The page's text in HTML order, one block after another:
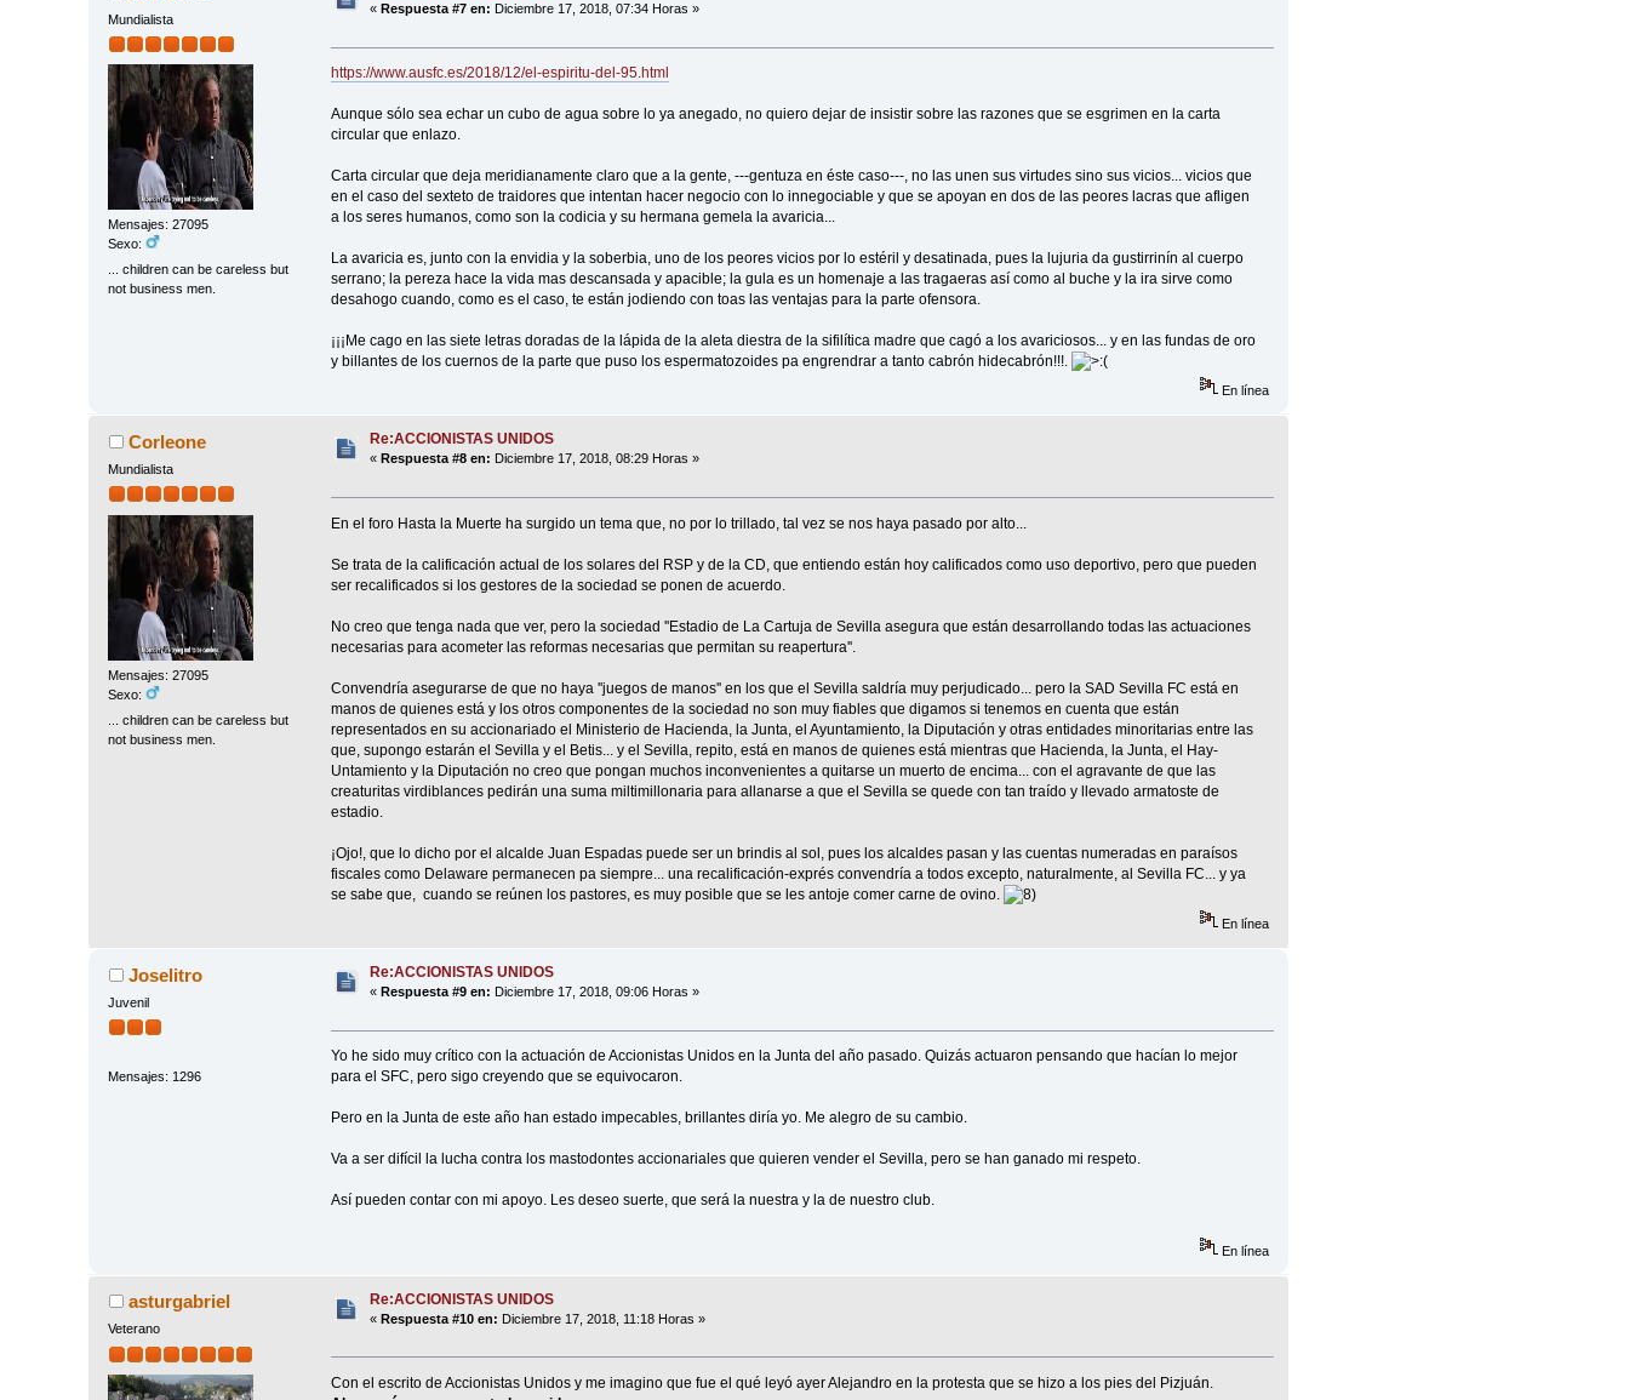
Mundialista
Mensajes: 27095
Sexo:
... children can be careless but
not business men.
«Respuesta #7 en: Diciembre 17, 2018, 07:34 Horas »
https://www.ausfc.es/2018/12/el-espiritu-del-95.html
Aunque sólo sea echar un cubo de agua sobre lo ya anegado, no quiero dejar de insistir sobre las razones que se esgrimen en la carta
circular que enlazo.
Carta circular que deja meridianamente claro que a la gente, ---gentuza en éste caso---, no las unen sus virtudes sino sus vicios... vicios que
en el caso del sexteto de traidores que intentan hacer negocio con lo innegociable y que se apoyan en dos de las peores lacras que afligen
a los seres humanos, como son la codicia y su hermana gemela la avaricia...
La avaricia es, junto con la envidia y la soberbia, uno de los peores vicios por lo estéril y desatinada, pues la lujuria da gustirrinín al cuerpo
serrano; la pereza hace la vida mas descansada y apacible; la gula es un homenaje a las tragaeras así como al buche y la ira sirve como
desahogo cuando, como es el caso, te están jodiendo con toas las ventajas para la parte ofensora.
¡¡¡Me cago en las siete letras doradas de la lápida de la aleta diestra de la sifilítica madre que cagó a los avariciosos... y en las fundas de oro
y billantes de los cuernos de la parte que puso los espermatozoides pa engrendrar a tanto cabrón hidecabrón!!!.
En línea
Corleone
Mundialista
Mensajes: 27095
Sexo:
... children can be careless but
not business men.
Re:ACCIONISTAS UNIDOS
« Respuesta #8 en: Diciembre 17, 2018, 08:29 Horas »
En el foro Hasta la Muerte ha surgido un tema que, no por lo trillado, tal vez se nos haya pasado por alto...
Se trata de la calificación actual de los solares del RSP y de la CD, que entiendo están hoy calificados como uso deportivo, pero que pueden
ser recalificados si los gestores de la sociedad se ponen de acuerdo.
No creo que tenga nada que ver, pero la sociedad ''Estadio de La Cartuja de Sevilla asegura que están desarrollando todas las actuaciones
necesarias para acometer las reformas necesarias que permitan su reapertura''.
Convendría asegurarse de que no haya ''juegos de manos'' en los que el Sevilla saldría muy perjudicado... pero la SAD Sevilla FC está en
manos de quienes está y los otros componentes de la sociedad no son muy fiables que digamos si tenemos en cuenta que están
representados en su accionariado el Ministerio de Hacienda, la Junta, el Ayuntamiento, la Diputación y otras entidades minoritarias entre las
que, supongo estarán el Sevilla y el Betis... y el Sevilla, repito, está en manos de quienes está mientras que Hacienda, la Junta, el Hay-
Untamiento y la Diputación no creo que pongan muchos inconvenientes a quitarse un muerto de encima... con el agravante de que las
creaturitas virdiblances pedirán una suma miltimillonaria para allanarse a que el Sevilla se quede con tan traído y llevado armatoste de
estadio.
¡Ojo!, que lo dicho por el alcalde Juan Espadas puede ser un brindis al sol, pues los alcaldes pasan y las cuentas numeradas en paraísos
fiscales como Delaware permanecen pa siempre... una recalificación-exprés convendría a todos excepto, naturalmente, al Sevilla FC... y ya
se sabe que, cuando se reúnen los pastores, es muy posible que se les antoje comer carne de ovino.
En línea
Joselitro
Juvenil
Mensajes: 1296
Re:ACCIONISTAS UNIDOS
«Respuesta #9 en: Diciembre 17, 2018, 09:06 Horas »
Yo he sido muy crítico con la actuación de Accionistas Unidos en la Junta del año pasado. Quizás actuaron pensando que hacían lo mejor
para el SFC, pero sigo creyendo que se equivocaron.
Pero en la Junta de este año han estado impecables, brillantes diría yo. Me alegro de su cambio.
Va a ser difícil la lucha contra los mastodontes accionariales que quieren vender el Sevilla, pero se han ganado mi respeto.
Así pueden contar con mi apoyo. Les deseo suerte, que será la nuestra y la de nuestro club.
En línea
asturgabriel
Veterano
Re:ACCIONISTAS UNIDOS
«Respuesta #10 en: Diciembre 17, 2018, 11:18 Horas »
Con el escrito de Accionistas Unidos y me imagino que fue el qué leyó ayer Alejandro en la protesta que se hizo a los pies del Pizjuán.